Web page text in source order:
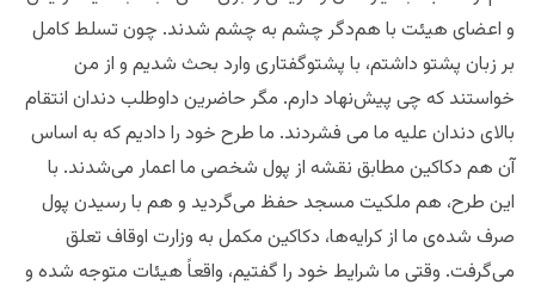
‌و اعضای هیئت با هم‌دگر چشم‌ به چشم شدند.‌ چون تسلط کامل
بر زبان پشتو داشتم، با پشتو‌گفتاری وارد بحث شدیم و از من
خواستند که چی پیش‌نهاد دارم. مگر حاضرین داوطلب دندان انتقام
بالای دندان علیه ما می فشردند. ما طرح خود را دادیم که به اساس
آن هم دکاکین مطابق نقشه از پول شخصی ما اعمار می‌شدند. با
این طرح، هم ملکیت مسجد حفظ می‌‌گردید و هم با رسیدن پول
صرف شده‌ی ما از کرایه‌ها، دکاکین مکمل به وزارت اوقاف تعلق
می‌گرفت. وقتی ما شرایط خود را گفتیم، واقعاً هیئات متوجه شده و